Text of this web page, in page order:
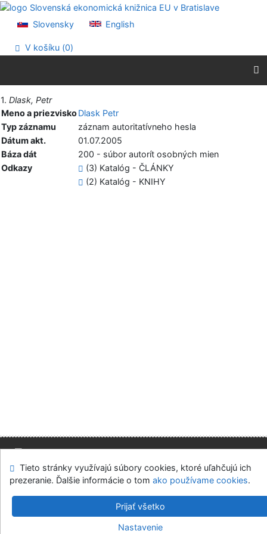
Prejsť na obsah
Prehlásenie o webovej prístupnosti
Slovensky English
V košíku (0)
Vytlačiť
1. Dlask, Petr
Meno a priezviskoDlask Petr
Typ záznamu
záznam autoritatívneho hesla
Dátum akt.
01.07.2005
Báza dát
200 - súbor autorít osobných mien
Odkazy
(3) Katalóg - ČLÁNKY
(2) Katalóg - KNIHY
Mapa stránok Prístupnosť
Súkromie
Modul OpenSearch
Napíšte nám Nastavenie cookies
Slovenská ekonomická knižnica EU v Bratislave
v.4.8.63a-Cosmotron Slovakia, s.r.o.
Tieto stránky využívajú súbory cookies, ktoré uľahčujú ich
prezeranie. Ďalšie informácie o tom ako používame cookies.
Prijať všetko
Nastavenie